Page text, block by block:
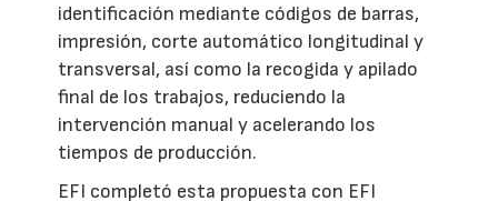
identificación mediante códigos de barras,
impresión, corte automático longitudinal y
transversal, así como la recogida y apilado
final de los trabajos, reduciendo la
intervención manual y acelerando los
tiempos de producción.
EFI completó esta propuesta con EFI